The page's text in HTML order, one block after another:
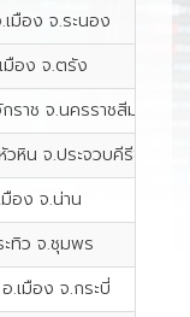
มือง จ.ระนอง
มือง จ.ตรัง
ราช จ.นครราชสีมา
หิน จ.ประจวบคีรีขันธ์
อง จ.น่าน
ทิว จ.ชุมพร
.เมือง จ.กระบี่